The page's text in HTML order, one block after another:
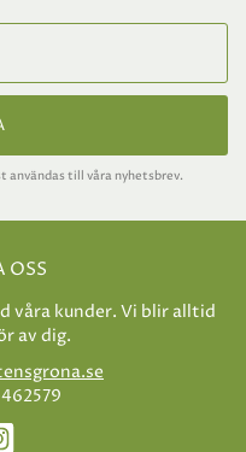
användas till våra nyhetsbrev.
OSS
våra kunder. Vi blir alltid
av dig.